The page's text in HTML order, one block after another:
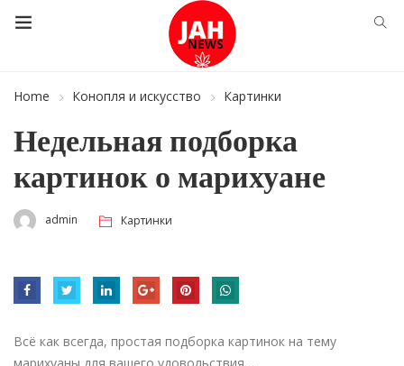
Home Конопля и искусство Картинки
Недельная подборка
картинок о марихуане
admin Картинки
Всё как всегда, простая подборка картинок на тему